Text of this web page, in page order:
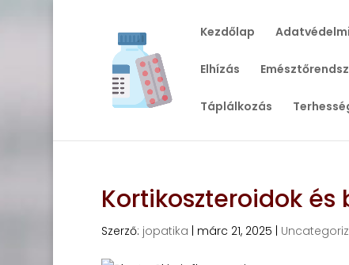
Kezdőlap
Elhízás
Táplálkozás
Kortikoszteroidok
Szerző: jopatika márc 21, 2025